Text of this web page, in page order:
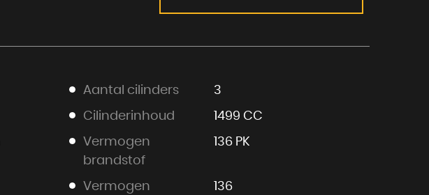
Aantal cilinders 3
Cilinderinhoud 1499 CC
Vermogen
brandstof
136 PK
Vermogen
136